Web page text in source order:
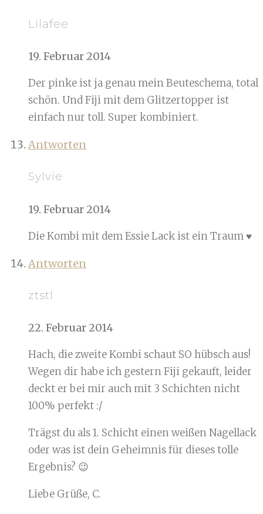
Lilafee
19. Februar 2014
Der pinke ist ja genau mein Beuteschema, total
schön. Und Fiji mit dem Glitzertopper ist
einfach nur toll. Super kombiniert.
Antworten
Sylvie
19. Februar 2014
Die Kombi mit dem Essie Lack ist ein Traum ♥
Antworten
ztstl
22. Februar 2014
Hach, die zweite Kombi schaut SO hübsch aus!
Wegen dir habe ich gestern Fiji gekauft, leider
deckt er bei mir auch mit 3 Schichten nicht
100% perfekt :/
Trägst du als 1. Schicht einen weißen Nagellack
oder was ist dein Geheimnis für dieses tolle
Ergebnis? 😉
Liebe Grüße, C.